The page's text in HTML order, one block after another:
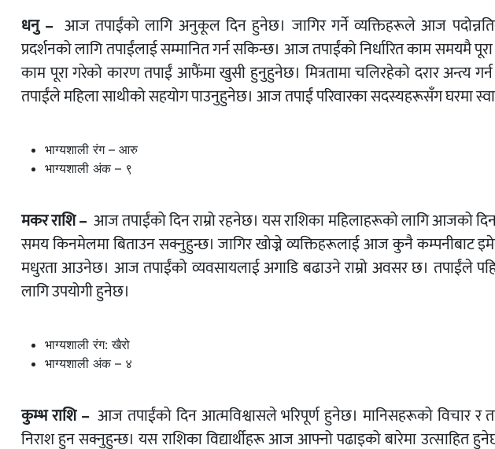
धनु – आज तपाईंको लागि अनुकूल दिन हुनेछ। जागिर गर्ने व्यक्तिहरूले आज
प्रदर्शनको लागि तपाईंलाई सम्मानित गर्न सकिन्छ। आज तपाईंको निर्धारित काम समयमै
काम पूरा गरेको कारण तपाईं आफैंमा खुसी हुनुहुनेछ। मित्रतामा चलिरहेको दरार अन्त्य
तपाईंले महिला साथीको सहयोग पाउनुहुनेछ। आज तपाईं परिवारका सदस्यहरूसँग घरमा
भाग्यशाली रंग – आरु
भाग्यशाली अंक – ९
मकर राशि – आज तपाईंको दिन राम्रो रहनेछ। यस राशिका महिलाहरूको लागि आजको
समय किनमेलमा बिताउन सक्नुहुन्छ। जागिर खोज्ने व्यक्तिहरूलाई आज कुनै
मधुरता आउनेछ। आज तपाईंको व्यवसायलाई अगाडि बढाउने राम्रो अवसर छ। तपाईंले
लागि उपयोगी हुनेछ।
भाग्यशाली रंग: खैरो
भाग्यशाली अंक – ४
कुम्भ राशि – आज तपाईंको दिन आत्मविश्वासले भरिपूर्ण हुनेछ। मानिसहरूको विचार र
निराश हुन सक्नुहुन्छ। यस राशिका विद्यार्थीहरू आज आफ्नो पढाइको बारेमा उत्साहित